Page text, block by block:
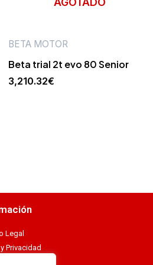
BETA MOTOR
Beta trial 2t evo 80 Senior
3,210.32€
Legal
Privacidad